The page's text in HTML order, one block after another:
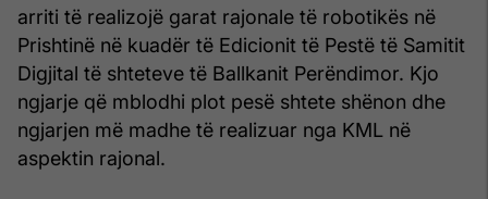
arriti të realizojë garat rajonale të robotikës në
Prishtinë në kuadër të Edicionit të Pestë të Samitit
Digjital të shteteve të Ballkanit Perëndimor. Kjo
ngjarje që mblodhi plot pesë shtete shënon dhe
ngjarjen më madhe të realizuar nga KML në
aspektin rajonal.